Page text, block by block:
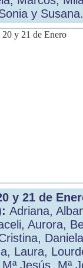
y Susana.
y 21 de
Adriana,
Aurora,
Laura,
Jesús, Mª